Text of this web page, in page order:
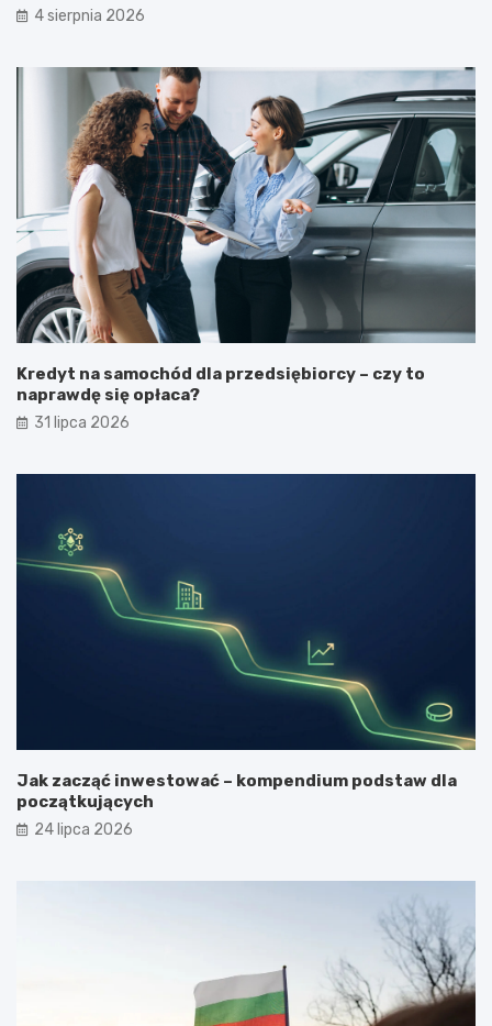
4 sierpnia 2026
Kredyt na samochód dla przedsiębiorcy – czy to
naprawdę się opłaca?
31 lipca 2026
Jak zacząć inwestować – kompendium podstaw dla
początkujących
24 lipca 2026